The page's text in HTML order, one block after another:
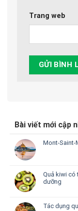
Trang web
Bài viết mới cập
Mont-Saint-
Quả kiwi có
dưỡng
Tác dụng